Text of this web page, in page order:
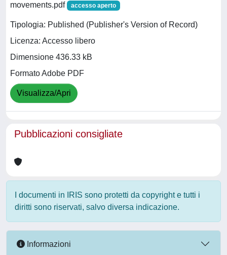
movements.pdf
accesso aperto
Tipologia: Published (Publisher's Version of Record)
Licenza: Accesso libero
Dimensione 436.33 kB
Formato Adobe PDF
Visualizza/Apri
Pubblicazioni consigliate
I documenti in IRIS sono protetti da copyright e tutti i
diritti sono riservati, salvo diversa indicazione.
Informazioni